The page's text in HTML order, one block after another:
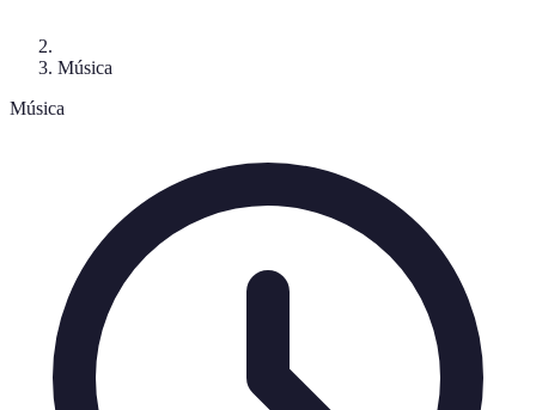
Música
Música